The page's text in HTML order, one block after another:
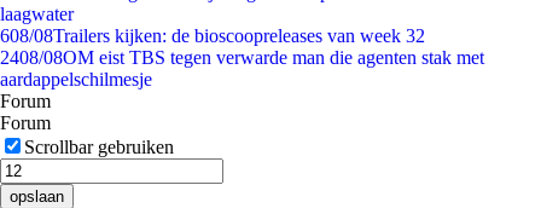
laagwater
608/08Trailers kijken: de bioscoopreleases van week 32
2408/08OM eist TBS tegen verwarde man die agenten stak met
aardappelschilmesje
Forum
Forum
Scrollbar gebruiken
opslaan